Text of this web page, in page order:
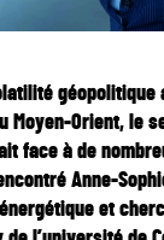
géopolitique
Moyen-Orient, le
face à de
Anne-
et